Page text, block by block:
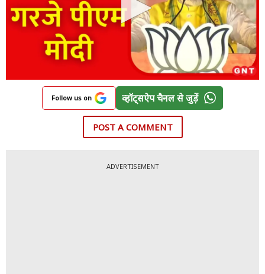
Follow us on व्हॉट्सऐप चैनल से जुड़ें
POST A COMMENT
ADVERTISEMENT